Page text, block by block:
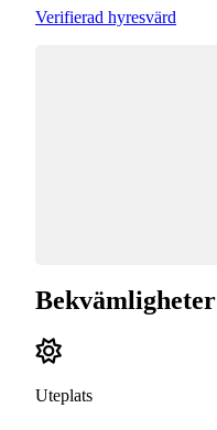
Verifierad hyresvärd
Bekvämligheter
Uteplats